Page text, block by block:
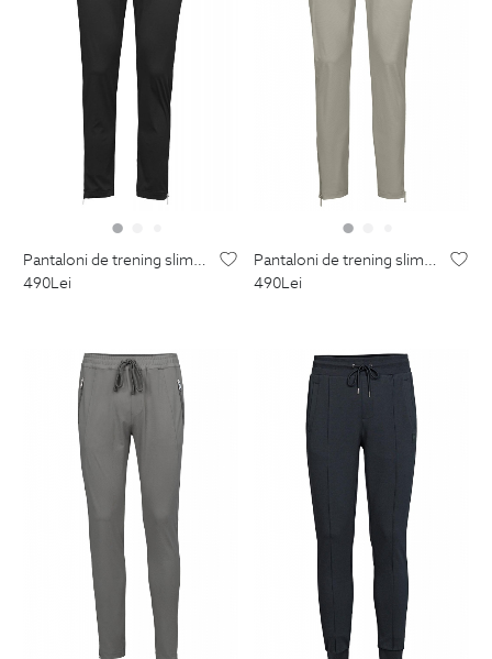
pantaloni de trening slim negri uni
490Lei
pantaloni de trening slim bej uni
490Lei